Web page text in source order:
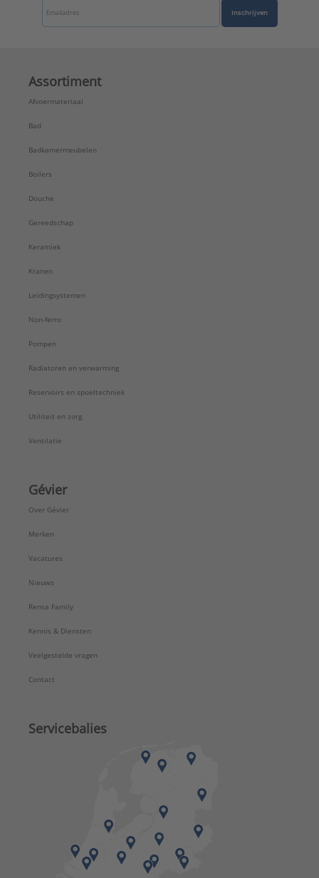
Inschrijven
Assortiment
Afvoermateriaal
Bad
Badkamermeubelen
Boilers
Douche
Gereedschap
Keramiek
Kranen
Leidingsystemen
Non-ferro
Pompen
Radiatoren en verwarming
Reservoirs en spoeltechniek
Utiliteit en zorg
Ventilatie
Gévier
Over Gévier
Merken
Vacatures
Nieuws
Rensa Family
Kennis & Diensten
Veelgestelde vragen
Contact
Servicebalies